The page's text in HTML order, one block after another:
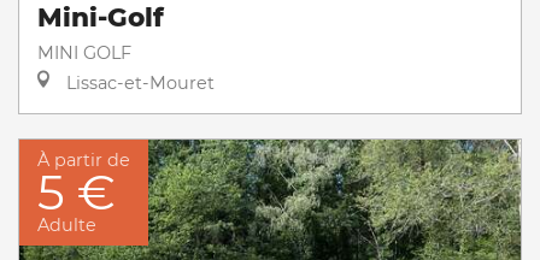
Mini-Golf
MINI GOLF
Lissac-et-Mouret
À partir de
5 €
Adulte